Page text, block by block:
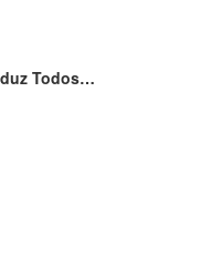
Todos…